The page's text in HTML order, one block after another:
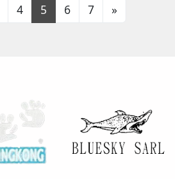
4 5 6 7 »